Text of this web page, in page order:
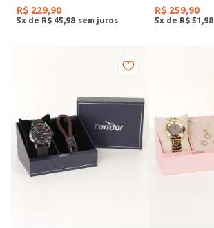
R$ 229,90
5x de R$ 45 98
R$ 259,90
5x de R$ 51 98